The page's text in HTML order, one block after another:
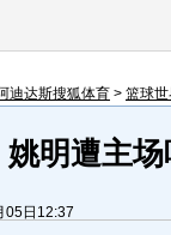
迪达斯搜狐体育 > 篮球
姚明遭主
05日12:37